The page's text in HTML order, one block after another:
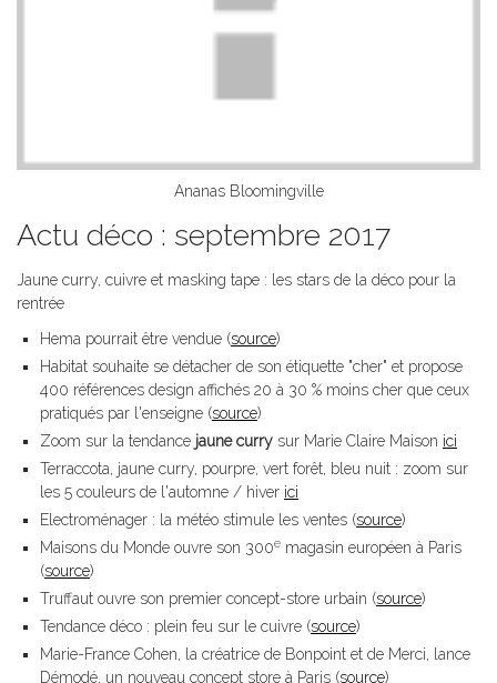
Ananas Bloomingville
Actu déco : septembre 2017
Jaune curry, cuivre et masking tape : les stars de la déco pour la
rentrée
Hema pourrait être vendue (source)
Habitat souhaite se détacher de son étiquette "cher" et propose
400 références design affichés 20 à 30 % moins cher que ceux
pratiqués par l'enseigne (source)
Zoom sur la tendance jaune curry sur Marie Claire Maison ici
Terraccota, jaune curry, pourpre, vert forêt, bleu nuit : zoom sur
les 5 couleurs de l'automne / hiver ici
Electroménager : la météo stimule les ventes (source)
Maisons du Monde ouvre son 300e magasin européen à Paris
(source)
Truffaut ouvre son premier concept-store urbain (source)
Tendance déco : plein feu sur le cuivre (source)
Marie-France Cohen, la créatrice de Bonpoint et de Merci, lance
Démodé, un nouveau concept store à Paris (source)